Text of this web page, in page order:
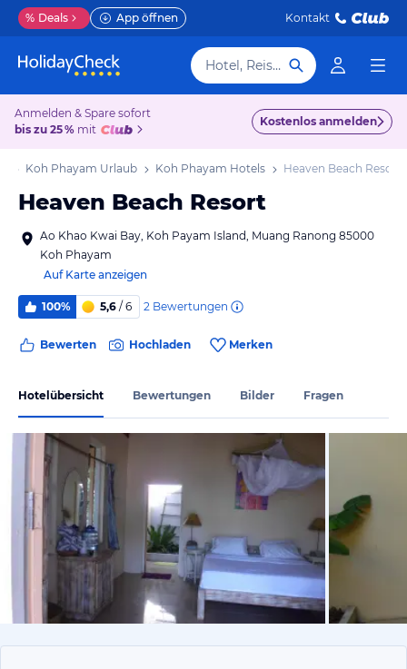
% Deals App öffnen Kontakt
Hotel, Reiseziel
Anmelden & Spare sofort
bis zu 25 % mit
Kostenlos anmelden
Koh Phayam Urlaub Koh Phayam Hotels Heaven Beach Resort
Heaven Beach Resort
Ao Khao Kwai Bay, Koh Payam Island, Muang Ranong 85000
Koh Phayam
Auf Karte anzeigen
100% 5,6 / 6 2 Bewertungen
Bewerten Hochladen Merken
Hotelübersicht Bewertungen Bilder Fragen
von